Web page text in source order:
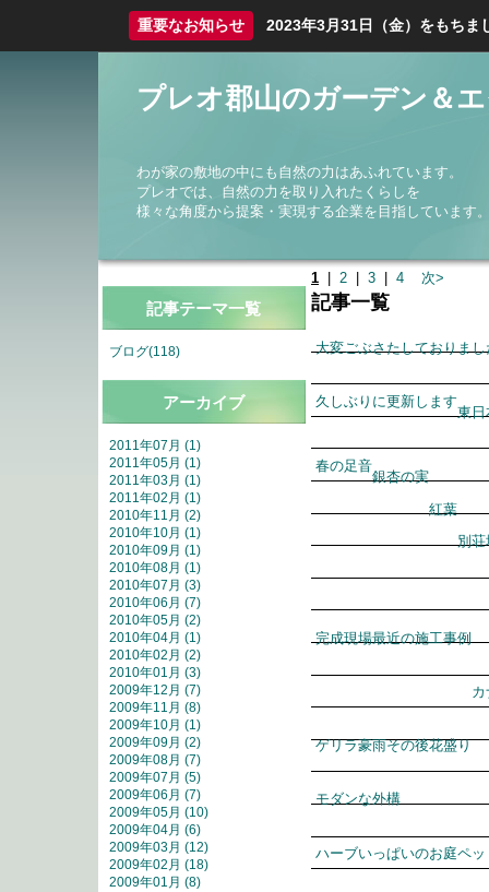
重要なお知らせ 2023年3月31日（金）をもちま
プレオ郡山のガーデン＆
わが家の敷地の中にも自然の力はあふれています。
プレオでは、自然の力を取り入れたくらしを
様々な角度から提案・実現する企業を目指しています
1 2 3 4 次>
記事一覧
大変ごぶさたしておりまし
久しぶりに更新します
東日
春の足音
銀杏の実
紅葉
別荘
完成現場最近の施工事例
ゲリラ豪雨その後花盛り
モダンな外構
ハーブいっぱいのお庭ペッ
記事テーマ一覧
ブログ(118)
アーカイブ
2011年07月 (1)
2011年05月 (1)
2011年03月 (1)
2011年02月 (1)
2010年11月 (2)
2010年10月 (1)
2010年09月 (1)
2010年08月 (1)
2010年07月 (3)
2010年06月 (7)
2010年05月 (2)
2010年04月 (1)
2010年02月 (2)
2010年01月 (3)
2009年12月 (7)
2009年11月 (8)
2009年10月 (1)
2009年09月 (2)
2009年08月 (7)
2009年07月 (5)
2009年06月 (7)
2009年05月 (10)
2009年04月 (6)
2009年03月 (12)
2009年02月 (18)
2009年01月 (8)